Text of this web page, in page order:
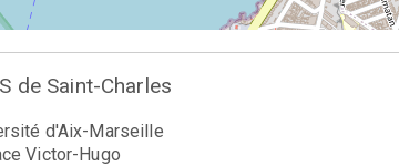
de Saint-Charles
d'Aix-Marseille
Victor-Hugo